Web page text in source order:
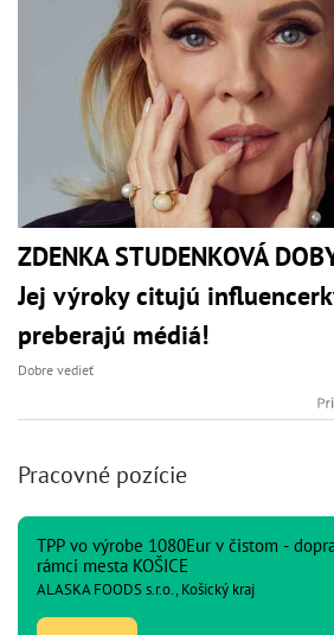
ZDENKA STUDENKOVÁ
Jej výroky citujú
preberajú médiá!
Dobre vedieť
Pracovné pozície
TPP vo výrobe 1080Eur v čistom -
rámci mesta KOŠICE
ALASKA FOODS s.r.o., Košický kraj